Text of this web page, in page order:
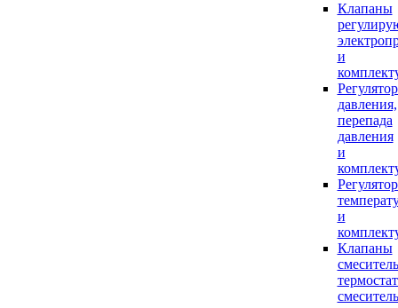
Клапаны
и
давления,
перепада
давления
и
и
Клапаны